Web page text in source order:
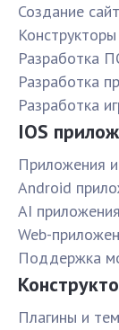
Создание
Разработка
Разработка
Разработка
IOS
Приложения
Android
AI приложения
Web-
Поддержка
Плагины и